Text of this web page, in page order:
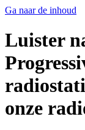
Ga naar de inhoud
Luister
onze